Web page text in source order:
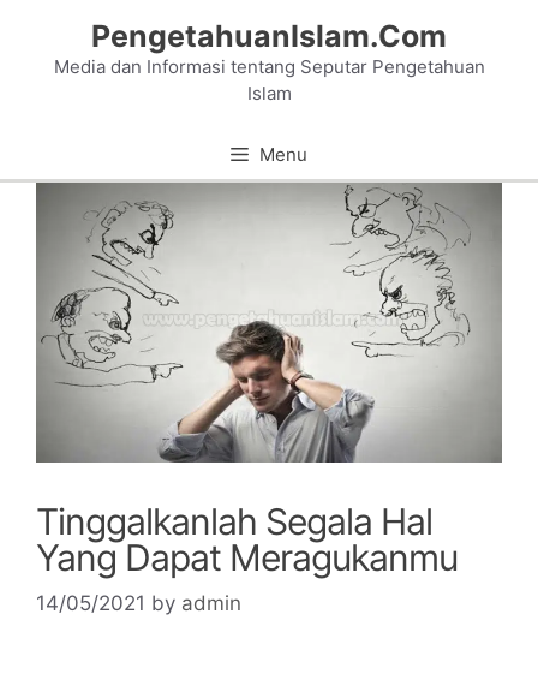
content
PengetahuanIslam.Com
Media dan Informasi tentang Seputar Pengetahuan
Islam
Menu
Tinggalkanlah Segala Hal
Yang Dapat Meragukanmu
14/05/2021 by admin